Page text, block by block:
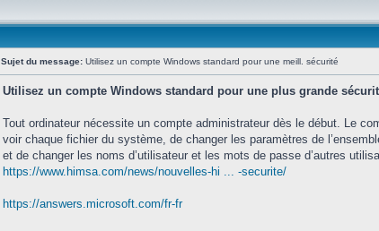
Sujet du message: Utilisez un compte Windows standard pour une meill. sécurité
Utilisez un compte Windows standard pour une plus grande
Tout ordinateur nécessite un compte administrateur dès le début. Le
voir chaque fichier du système, de changer les paramètres de
et de changer les noms d’utilisateur et les mots de passe d’autres
https://www.himsa.com/news/nouvelles-hi ... -securite/
https://answers.microsoft.com/fr-fr